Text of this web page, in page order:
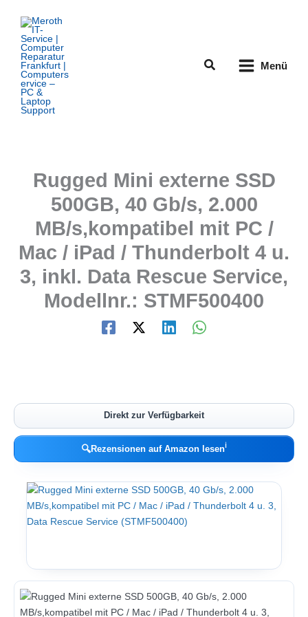
Inhalt
springen
Suchen Menü
Rugged Mini externe SSD
500GB, 40 Gb/s, 2.000
MB/s,kompatibel mit PC /
Mac / iPad / Thunderbolt 4 u.
3, inkl. Data Rescue Service,
Modellnr.: STMF500400
Direkt zur Verfügbarkeit
🔍Rezensionen auf Amazon lesenℹ︎